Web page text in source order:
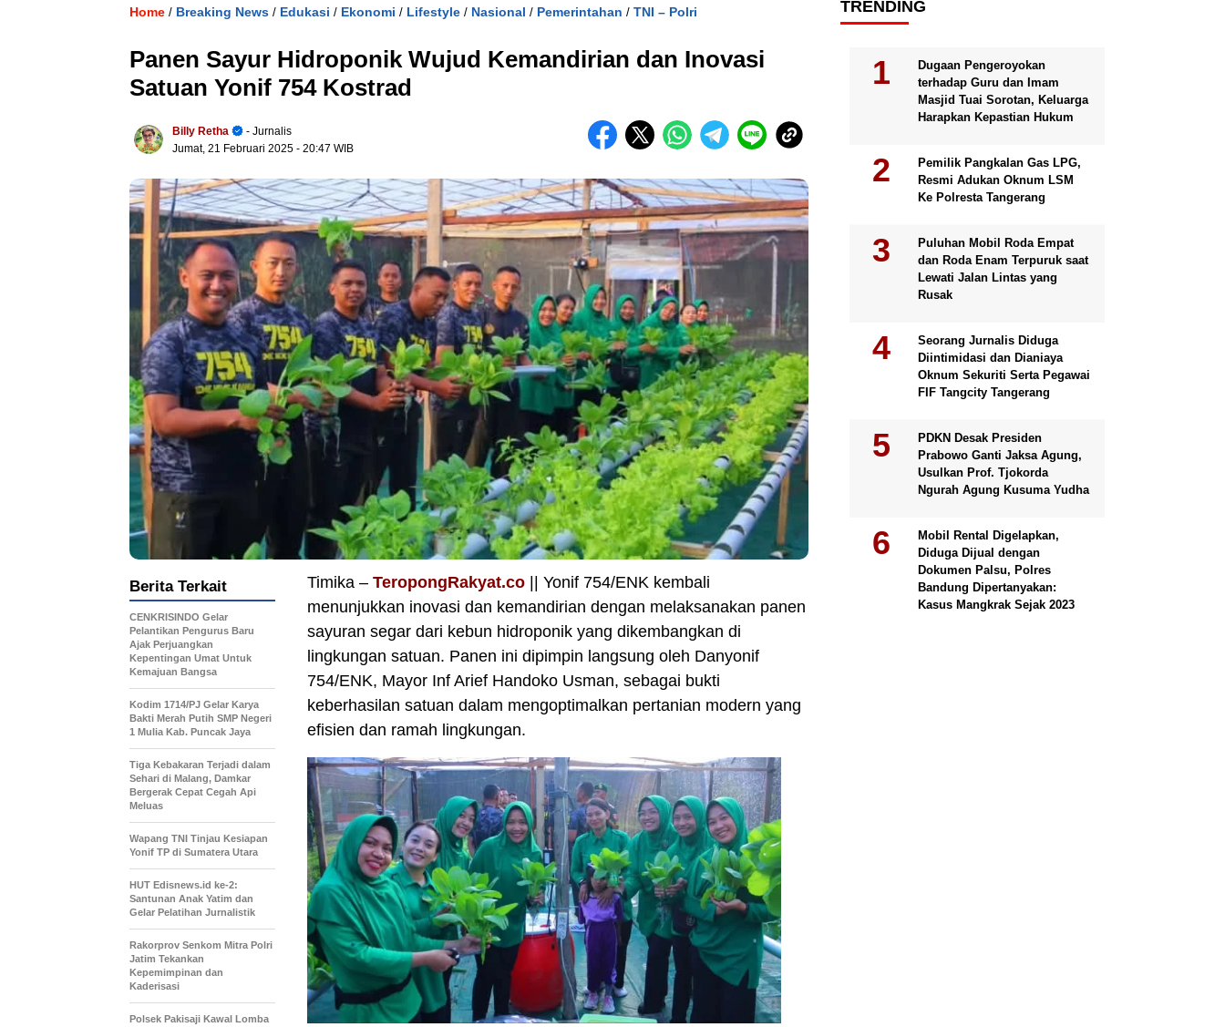
Home / Breaking News / Edukasi / Ekonomi / Lifestyle / Nasional / Pemerintahan / TNI – Polri
Panen Sayur Hidroponik Wujud Kemandirian dan Inovasi
Satuan Yonif 754 Kostrad
Billy Retha
- Jurnalis
Jumat, 21 Februari 2025 - 20:47 WIB
Timika – TeropongRakyat.co || Yonif 754/ENK kembali
menunjukkan inovasi dan kemandirian dengan melaksanakan panen
sayuran segar dari kebun hidroponik yang dikembangkan di
lingkungan satuan. Panen ini dipimpin langsung oleh Danyonif
754/ENK, Mayor Inf Arief Handoko Usman, sebagai bukti
keberhasilan satuan dalam mengoptimalkan pertanian modern yang
efisien dan ramah lingkungan.
Berita Terkait
CENKRISINDO Gelar
Pelantikan Pengurus Baru
Ajak Perjuangkan
Kepentingan Umat Untuk
Kemajuan Bangsa
Kodim 1714/PJ Gelar Karya
Bakti Merah Putih SMP Negeri
1 Mulia Kab. Puncak Jaya
Tiga Kebakaran Terjadi dalam
Sehari di Malang, Damkar
Bergerak Cepat Cegah Api
Meluas
Wapang TNI Tinjau Kesiapan
Yonif TP di Sumatera Utara
HUT Edisnews.id ke-2:
Santunan Anak Yatim dan
Gelar Pelatihan Jurnalistik
Rakorprov Senkom Mitra Polri
Jatim Tekankan
Kepemimpinan dan
Kaderisasi
Polsek Pakisaji Kawal Lomba
TRENDING
Dugaan Pengeroyokan
terhadap Guru dan Imam
Masjid Tuai Sorotan, Keluarga
Harapkan Kepastian Hukum
Pemilik Pangkalan Gas LPG,
Resmi Adukan Oknum LSM
Ke Polresta Tangerang
Puluhan Mobil Roda Empat
dan Roda Enam Terpuruk saat
Lewati Jalan Lintas yang
Rusak
Seorang Jurnalis Diduga
Diintimidasi dan Dianiaya
Oknum Sekuriti Serta Pegawai
FIF Tangcity Tangerang
PDKN Desak Presiden
Prabowo Ganti Jaksa Agung,
Usulkan Prof. Tjokorda
Ngurah Agung Kusuma Yudha
Mobil Rental Digelapkan,
Diduga Dijual dengan
Dokumen Palsu, Polres
Bandung Dipertanyakan:
Kasus Mangkrak Sejak 2023